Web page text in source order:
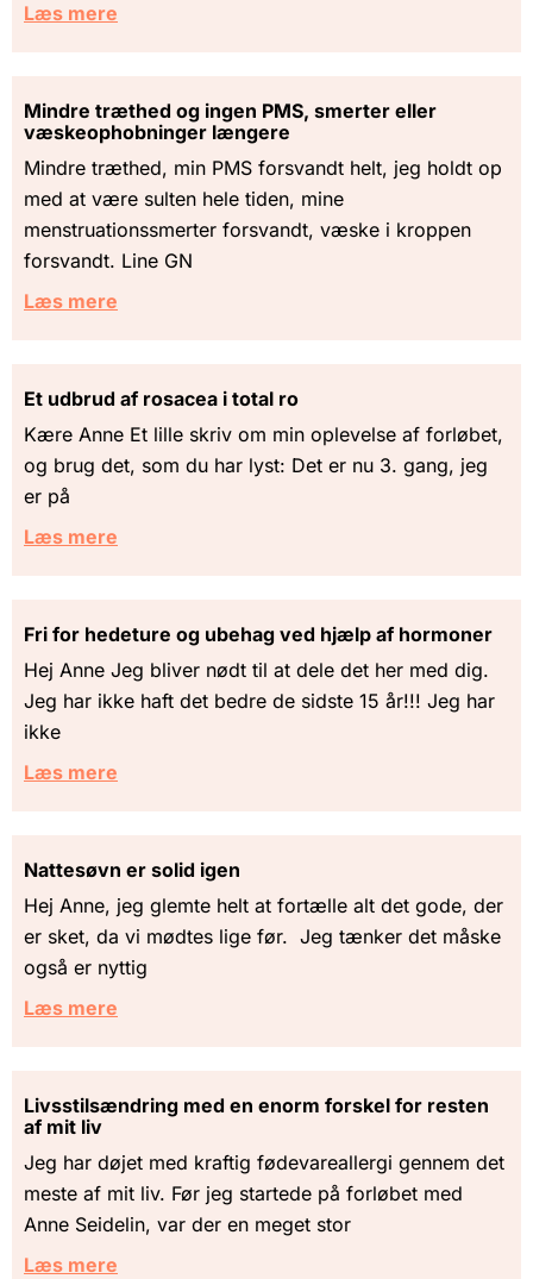
Læs mere
Mindre træthed og ingen PMS, smerter eller
væskeophobninger længere
Mindre træthed, min PMS forsvandt helt, jeg holdt op
med at være sulten hele tiden, mine
menstruationssmerter forsvandt, væske i kroppen
forsvandt. Line GN
Læs mere
Et udbrud af rosacea i total ro
Kære Anne Et lille skriv om min oplevelse af forløbet,
og brug det, som du har lyst: Det er nu 3. gang, jeg
er på
Læs mere
Fri for hedeture og ubehag ved hjælp af hormoner
Hej Anne Jeg bliver nødt til at dele det her med dig.
Jeg har ikke haft det bedre de sidste 15 år!!! Jeg har
ikke
Læs mere
Nattesøvn er solid igen
Hej Anne, jeg glemte helt at fortælle alt det gode, der
er sket, da vi mødtes lige før. Jeg tænker det måske
også er nyttig
Læs mere
Livsstilsændring med en enorm forskel for resten
af mit liv
Jeg har døjet med kraftig fødevareallergi gennem det
meste af mit liv. Før jeg startede på forløbet med
Anne Seidelin, var der en meget stor
Læs mere